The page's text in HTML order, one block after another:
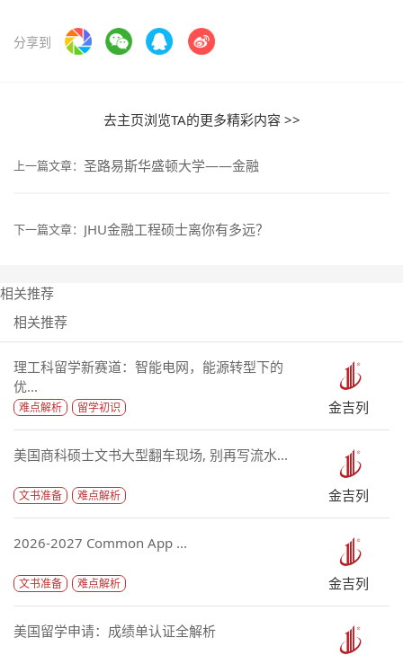
分享到
去主页浏览TA的更多精彩内容 >>
上一篇文章： 圣路易斯华盛顿大学——金融
下一篇文章： JHU金融工程硕士离你有多远？
相关推荐
相关推荐
理工科留学新赛道：智能电网，能源转型下的
优...
难点解析 留学初识 金吉列
美国商科硕士文书大型翻车现场, 别再写流水...
文书准备 难点解析 金吉列
2026-2027 Common App ...
文书准备 难点解析 金吉列
美国留学申请：成绩单认证全解析